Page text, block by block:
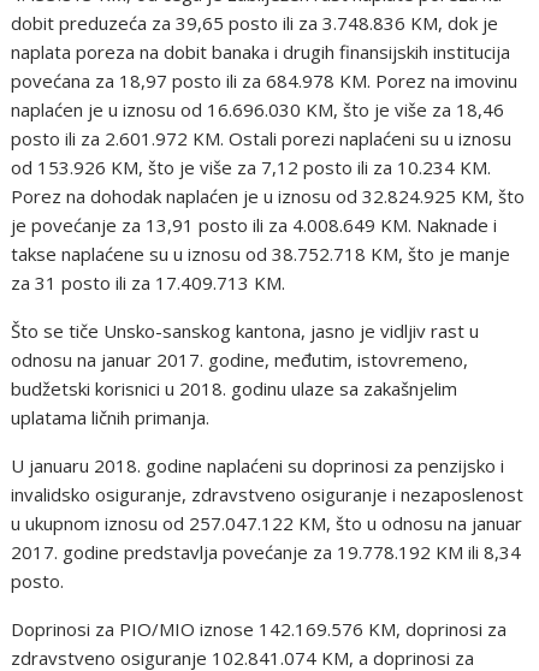
dobit preduzeća za 39,65 posto ili za 3.748.836 KM, dok je
naplata poreza na dobit banaka i drugih finansijskih institucija
povećana za 18,97 posto ili za 684.978 KM. Porez na imovinu
naplaćen je u iznosu od 16.696.030 KM, što je više za 18,46
posto ili za 2.601.972 KM. Ostali porezi naplaćeni su u iznosu
od 153.926 KM, što je više za 7,12 posto ili za 10.234 KM.
Porez na dohodak naplaćen je u iznosu od 32.824.925 KM, što
je povećanje za 13,91 posto ili za 4.008.649 KM. Naknade i
takse naplaćene su u iznosu od 38.752.718 KM, što je manje
za 31 posto ili za 17.409.713 KM.
Što se tiče Unsko-sanskog kantona, jasno je vidljiv rast u
odnosu na januar 2017. godine, međutim, istovremeno,
budžetski korisnici u 2018. godinu ulaze sa zakašnjelim
uplatama ličnih primanja.
U januaru 2018. godine naplaćeni su doprinosi za penzijsko i
invalidsko osiguranje, zdravstveno osiguranje i nezaposlenost
u ukupnom iznosu od 257.047.122 KM, što u odnosu na januar
2017. godine predstavlja povećanje za 19.778.192 KM ili 8,34
posto.
Doprinosi za PIO/MIO iznose 142.169.576 KM, doprinosi za
zdravstveno osiguranje 102.841.074 KM, a doprinosi za